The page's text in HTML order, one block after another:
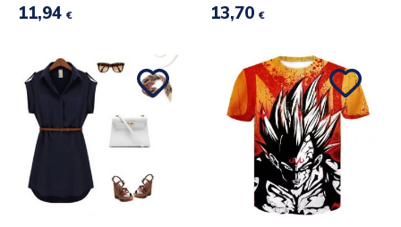
11,94 € 13,70 €